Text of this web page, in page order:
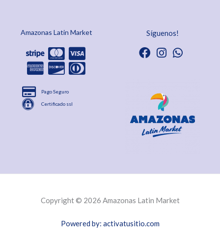
Amazonas Latin Market
Pago Seguro
Certificado ssl
Síguenos!
Copyright © 2026 Amazonas Latin Market
Powered by: activatusitio.com